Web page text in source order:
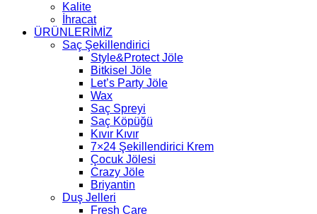
Kalite
İhracat
ÜRÜNLERİMİZ
Saç Şekillendirici
Style&Protect Jöle
Bitkisel Jöle
Let’s Party Jöle
Wax
Saç Spreyi
Saç Köpüğü
Kıvır Kıvır
7×24 Şekillendirici Krem
Çocuk Jölesi
Crazy Jöle
Briyantin
Duş Jelleri
Fresh Care